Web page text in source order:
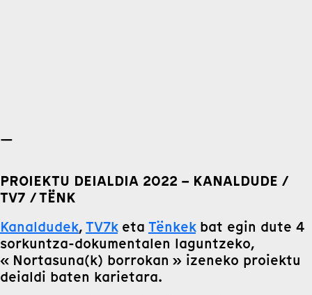
—
PROIEKTU DEIALDIA 2022 – KANALDUDE /
TV7 / TËNK
Kanaldudek,TV7keta Tënkekbat egin dute 4
sorkuntza-dokumentalen laguntzeko,
« Nortasuna(k) borrokan » izeneko proiektu
deialdi baten karietara.